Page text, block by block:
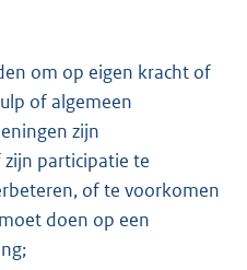
om op eigen kracht of
of algemeen
zijn
participatie te
of te voorkomen
doen op een